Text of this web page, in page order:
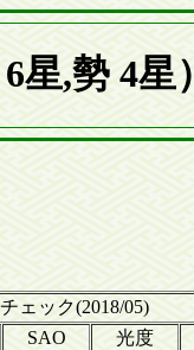
,勢 4星）
ェック(2018/05)
SAO 光度